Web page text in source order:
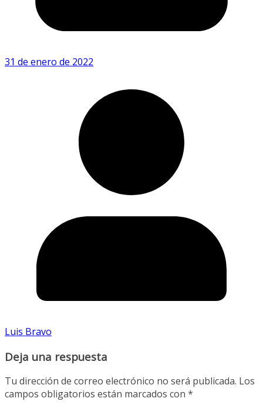
31 de enero de 2022
Luis Bravo
Deja una respuesta
Tu dirección de correo electrónico no será publicada. Los
campos obligatorios están marcados con *